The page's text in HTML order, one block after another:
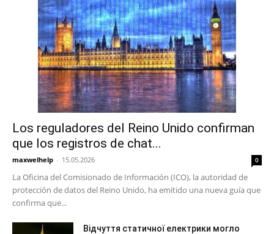
Los reguladores del Reino Unido confirman
que los registros de chat...
maxwelhelp - 15.05.2026 0
La Oficina del Comisionado de Información (ICO), la autoridad de
protección de datos del Reino Unido, ha emitido una nueva guía que
confirma que...
Відчуття статичної електрики могло